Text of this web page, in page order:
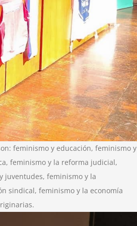
feminismo y educación, feminismo y
feminismo y la reforma judicial,
juventudes, feminismo y la
sindical, feminismo y la economía